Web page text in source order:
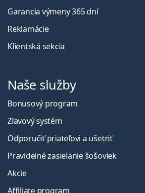
Garancia výmeny 365 dní
Reklamácie
Klientská sekcia
Naše služby
Bonusový program
Zľavový systém
Odporučiť priateľovi a ušetriť
Pravidelné zasielanie šošoviek
Akcie
Affiliate program